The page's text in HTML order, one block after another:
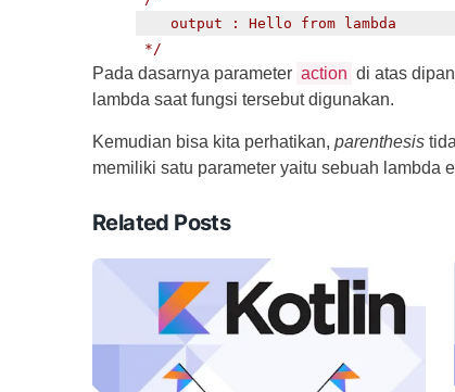
output : Hello from lambda
*/
Pada dasarnya parameter action di atas
lambda saat fungsi tersebut digunakan.
Kemudian bisa kita perhatikan, parenthesis
memiliki satu parameter yaitu sebuah lambda
Related Posts